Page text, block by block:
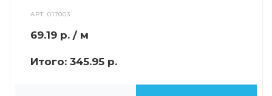
АРТ.017003
69.19 р. / м
Итого: 345.95 р.